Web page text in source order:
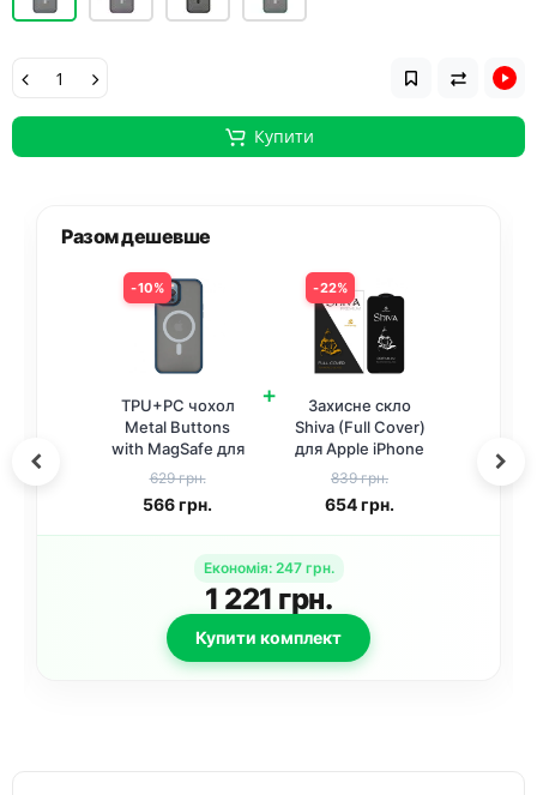
Купити
Разом дешевше
10%
TPU+PC чохол
Metal Buttons
with MagSafe для
Apple iPhone 14
Pro Max (6.7")
Синій
629 грн.
566грн.
+
22%
Захисне скло
Shiva (Full Cover)
для Apple iPhone
14 Pro Max (6.7")
Чорний
839 грн.
654грн.
Економія: 247грн.
1 221 грн.
Купити комплект